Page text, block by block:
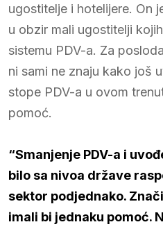
ugostitelje i hotelijere. On
u obzir mali ugostitelji
sistemu PDV-a. Za
ni sami ne znaju kako još
stope PDV-a u ovom
pomoć.
“Smanjenje PDV-a i
bilo sa nivoa države
sektor podjednako.
imali bi jednaku pomoć.